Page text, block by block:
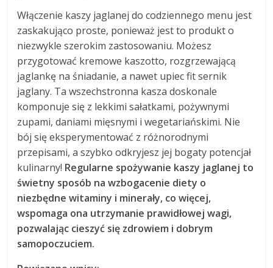
Włączenie kaszy jaglanej do codziennego menu jest
zaskakująco proste, ponieważ jest to produkt o
niezwykle szerokim zastosowaniu. Możesz
przygotować kremowe kaszotto, rozgrzewającą
jaglankę na śniadanie, a nawet upiec fit sernik
jaglany. Ta wszechstronna kasza doskonale
komponuje się z lekkimi sałatkami, pożywnymi
zupami, daniami mięsnymi i wegetariańskimi. Nie
bój się eksperymentować z różnorodnymi
przepisami, a szybko odkryjesz jej bogaty potencjał
kulinarny! Regularne spożywanie kaszy jaglanej to
świetny sposób na wzbogacenie diety o
niezbędne witaminy i minerały, co więcej,
wspomaga ona utrzymanie prawidłowej wagi,
pozwalając cieszyć się zdrowiem i dobrym
samopoczuciem.